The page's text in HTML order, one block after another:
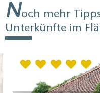
Noch mehr
Unterkünfte im